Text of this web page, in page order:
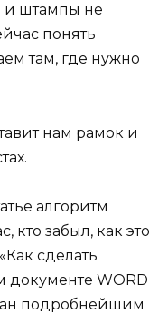
и штампы не
понять
там, где нужно
нам рамок и
алгоритм
кто забыл, как это
сделать
документе WORD
подробнейшим